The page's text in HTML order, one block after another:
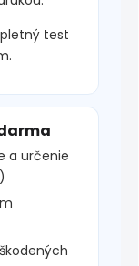
test
a určenie